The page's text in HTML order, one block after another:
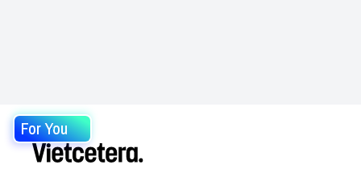
For You